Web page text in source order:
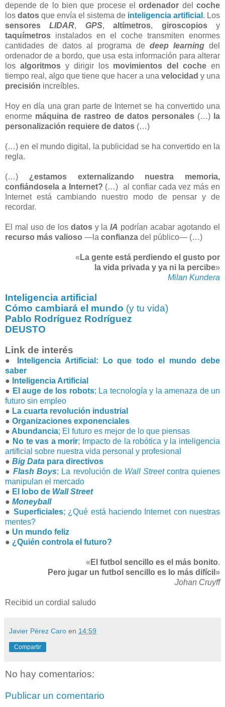
depende de lo bien que procese elordenador delcoche
los datos que envía el sistema de inteligencia artificial . Los
sensores
LIDAR, GPS,altímetros, giroscopiosy
taquímetros instalados en el coche transmiten enormes
cantidades de datos al programa de deep learning del
ordenador de a bordo, que usa esta información para alterar
los algoritmosy dirigir los movimientos del coche en
tiempo real, algo que tiene que hacer a una velocidad y una
precisión increíbles.
Hoy en día una gran parte de Internet se ha convertido una
enorme máquina de rastreo de datos personales(…) la
personalización requiere de datos (…)
(…) en el mundo digital, la publicidad se ha convertido en la
regla.
(…) ¿estamos externalizando nuestra memoria,
confiándosela a Internet? (…) al confiar cada vez más en
Internet está cambiando nuestro modo de pensar y de
recordar.
El mal uso de los datosy laIA podrían acabar agotando el
recurso más valioso —la confianza del público— (…)
« La gente está perdiendo el gusto por
la vida privada y ya ni la percibe»
Milan Kundera
Inteligencia artificial
Cómo cambiará el mundo (y tu vida)
Pablo Rodríguez Rodríguez
DEUSTO
Link de interés
●
Inteligencia Artificial: Lo que todo el mundo debe
saber
● Inteligencia Artificial
● El auge de los robots; La tecnología y la amenaza de un
futuro sin empleo
● La cuarta revolución industrial
● Organizaciones exponenciales
● Abundancia; El futuro es mejor de lo que piensas
● No te vas a morir; Impacto de la robótica y la inteligencia
artificial sobre nuestra vida personal y profesional
● Big Data para directivos
●Flash Boys; La revolución de Wall Streetcontra quienes
manipulan el mercado
● El lobo de Wall Street
● Moneyball
● Superficiales; ¿Qué está haciendo Internet con nuestras
mentes?
● Un mundo feliz
● ¿Quién controla el futuro?
« El futbol sencillo es el más bonito.
Pero jugar un futbol sencillo es lo más difícil »
Johan Cruyff
Recibid un cordial saludo
Javier Pérez Caro en 14:59
Compartir
No hay comentarios:
Publicar un comentario